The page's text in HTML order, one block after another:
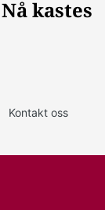
Kontakt oss